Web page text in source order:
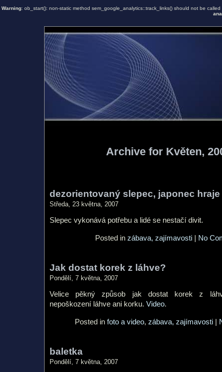
Warning: ob_start(): non-static method sem_google_analytics::track_links() should not be
Archive for Květen,
dezorientovaný slepec, japonec
Středa, 23 května, 2007
Slepec vykonává potřebu a lidé se nestačí divit.
Posted in zábava, zajímavosti | No
Jak dostat korek z láhve?
Pondělí, 7 května, 2007
Velice pěkný způsob jak dostat korek z
nepoškození láhve ani korku. Video.
Posted in foto a video, zábava, zajímavosti|
baletka
Pondělí, 7 května, 2007